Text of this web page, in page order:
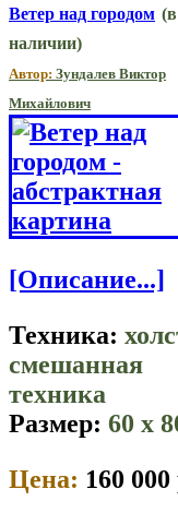
Ветер над городом (в
наличии)
Автор: Зундалев Виктор
Михайлович
[Описание...]
Техника:
смешанная
техника
Размер: 60 x
Цена: 160 000